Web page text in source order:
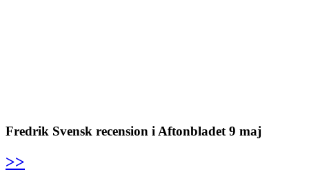
Fredrik Svensk recension i Aftonbladet 9 maj
>>